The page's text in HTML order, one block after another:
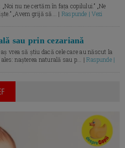
nu ne certăm în fața copilului.” „Ne
„Avem grijă să... | Raspunde | Vezi
sau prin cezariană
vrea să știu dacă cele care au născut la
ales: nașterea naturală sau p... |Raspunde |